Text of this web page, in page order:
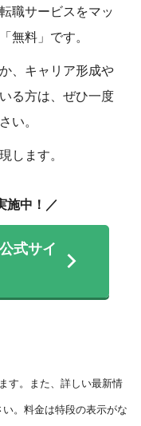
職サービスをマッ
無料」です。
、キャリア形成や
る方は、ぜひ一度
い。
します。
施中！／
式サイ
す。また、詳しい最新情
。料金は特段の表示がな